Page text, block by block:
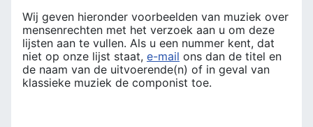
Wij geven hieronder voorbeelden van muziek over
mensenrechten met het verzoek aan u om deze
lijsten aan te vullen. Als u een nummer kent, dat
niet op onze lijst staat, e-mail ons dan de titel en
de naam van de uitvoerende(n) of in geval van
klassieke muziek de componist toe.